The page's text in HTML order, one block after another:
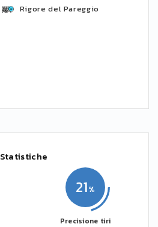
Rigore del Pareggio
Statistiche
21
Precisione tiri